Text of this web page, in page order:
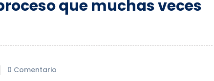
que muchas veces
0 Comentario